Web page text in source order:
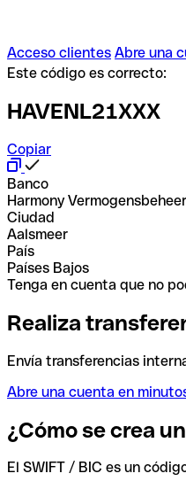
Acceso clientes Abre una
Este código es correcto:
HAVENL21XXX
Copiar
Banco
Harmony
Ciudad
Aalsmeer
País
Países Bajos
Tenga en cuenta que no
Realiza
Envía transferencias
Abre una cuenta en
¿Cómo se crea
El SWIFT / BIC es un